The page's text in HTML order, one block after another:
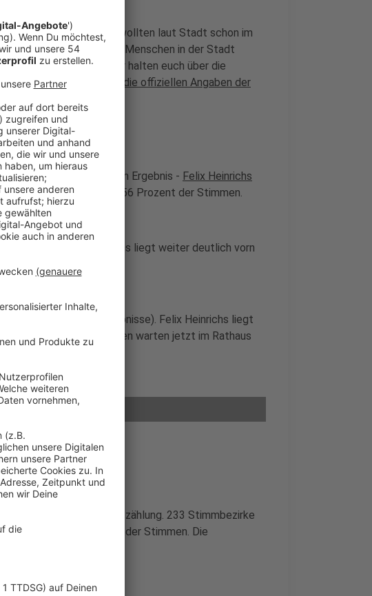
Mönchengladbacher wollten laut Stadt schon im
- mehr als 200.000 Menschen in der Stadt
die Wahllokale. Wir halten euch über die
Dabei nutzen wir die offiziellen Angaben der
hat - laut vorläufigem Ergebnis - Felix Heinrichs
kommt am Ende auf 63,56 Prozent der Stimmen.
jetzt vor. Felix Heinrichs liegt weiter deutlich vorn
(244 von 249 Ergebnisse). Felix Heinrichs liegt
Beide Kandidaten warten jetzt im Rathaus
viele Stimmen in der Auszählung. 233 Stimmbezirke
bei rund 63,6 Prozent der Stimmen. Die
Prozent gestiegen.